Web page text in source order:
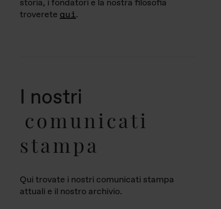
storia, i fondatori e la nostra filosofia
troverete qui.
I nostri
comunicati
stampa
Qui trovate i nostri comunicati stampa
attuali e il nostro archivio.